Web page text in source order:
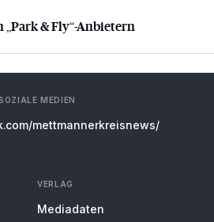
& Fly“-Anbietern
& Fly“-Anbietern
MEDIEN
mettmannerkreisnews/
VERLAG
Mediadaten